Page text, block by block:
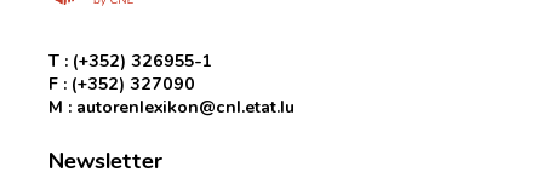
T : (+352) 326955-1
F : (+352) 327090
M : autorenlexikon@cnl.etat.lu
Newsletter